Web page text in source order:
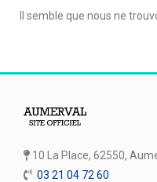
Il semble que nous ne
10 La Place, 62550,
03 21 04 72 60